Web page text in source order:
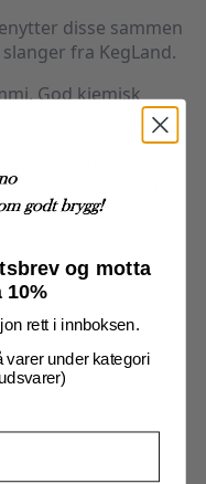
disse sammen
fra KegLand.
God kjemisk
vann,
EPDM har
er uten BPA
fremfor
som passer til
og motta
10%
rett i innboksen.
varer under kategori